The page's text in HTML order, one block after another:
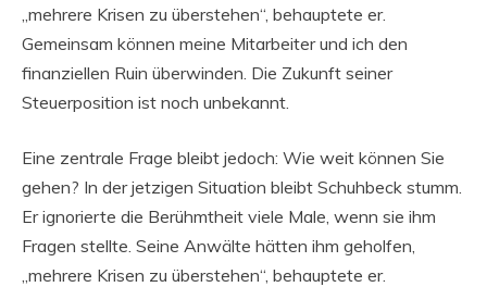
„mehrere Krisen zu überstehen“, behauptete er.
Gemeinsam können meine Mitarbeiter und ich den
finanziellen Ruin überwinden. Die Zukunft seiner
Steuerposition ist noch unbekannt.
Eine zentrale Frage bleibt jedoch: Wie weit können Sie
gehen? In der jetzigen Situation bleibt Schuhbeck stumm.
Er ignorierte die Berühmtheit viele Male, wenn sie ihm
Fragen stellte. Seine Anwälte hätten ihm geholfen,
„mehrere Krisen zu überstehen“, behauptete er.